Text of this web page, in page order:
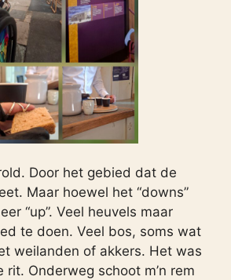
Door het gebied dat de
Maar hoewel het “downs”
“up”. Veel heuvels maar
te doen. Veel bos, soms wat
weilanden of akkers. Het was
rit. Onderweg schoot m’n rem